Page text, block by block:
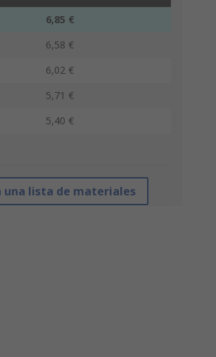
6,85 €
6,58 €
6,02 €
5,71 €
5,40 €
una lista de materiales